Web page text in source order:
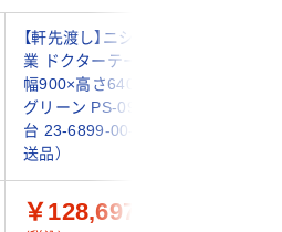
【軒先渡し】ニシキ工
業 ドクターテーブル
幅900×高さ640mm
グリーン PS-0907L 1
台 23-6899-00-01（直
送品）
￥128,697